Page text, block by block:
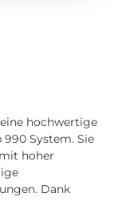
eine hochwertige
System. Sie
hoher
Dank